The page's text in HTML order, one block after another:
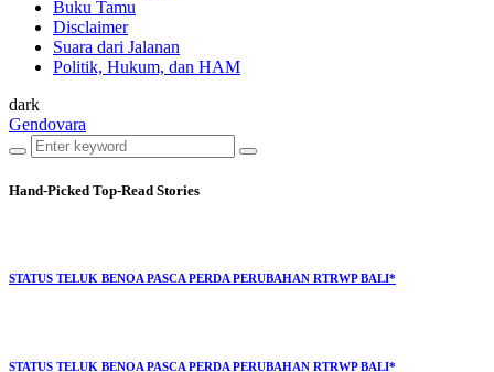
Buku Tamu
Disclaimer
Suara dari Jalanan
Politik, Hukum, dan HAM
dark
Gendovara
Hand-Picked Top-Read Stories
STATUS TELUK BENOA PASCA PERDA PERUBAHAN RTRWP BALI*
STATUS TELUK BENOA PASCA PERDA PERUBAHAN RTRWP BALI*